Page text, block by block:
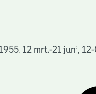
12 mrt.-21 juni,